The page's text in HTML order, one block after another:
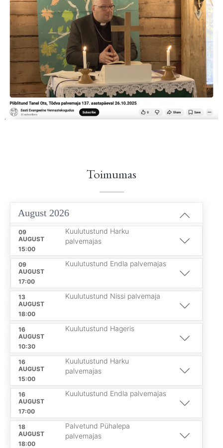
Toimumas
August 2026
09
AUGUST
15:00
Kuulutustund Harku
palvemajas
09
AUGUST
17:00
Kuulutustund Endla palvemajas
13
AUGUST
18:00
Kuulutustund Nissi palvemaja
16
AUGUST
10:30
Kuulutustund Hageris
16
AUGUST
15:00
Kuulutustund Harku
palvemajas
16
AUGUST
17:00
Kuulutustund Endla palvemajas
18
AUGUST
18:00
Palvetund Pühalepa
palvemajas